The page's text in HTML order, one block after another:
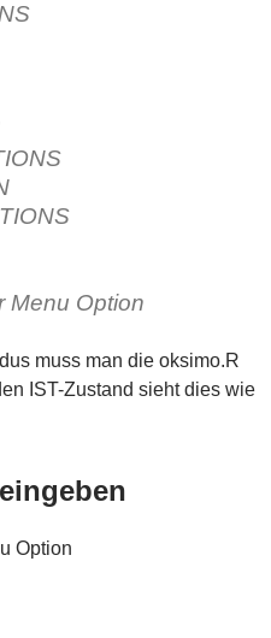
Menu Option
muss man die oksimo.R
IST-Zustand sieht dies wie
Option